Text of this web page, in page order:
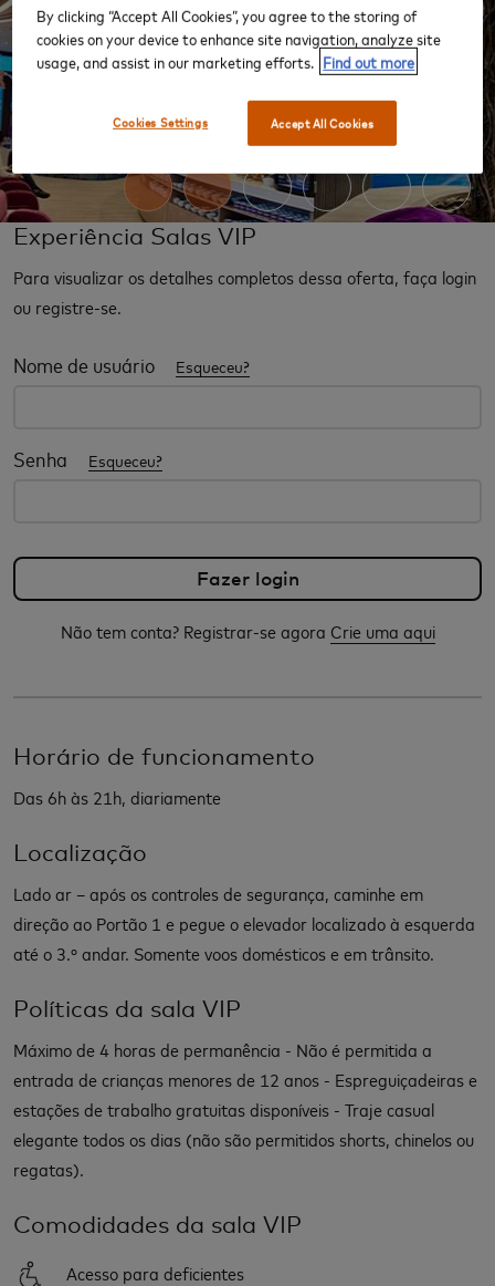
Experiência Salas VIP
Para visualizar os detalhes completos dessa oferta, faça login
ou registre-se.
Nome de usuário Esqueceu?
Senha Esqueceu?
Não tem conta? Registrar-se agora Crie uma aqui
Horário de funcionamento
Das 6h às 21h, diariamente
Localização
Lado ar – após os controles de segurança, caminhe em
direção ao Portão 1 e pegue o elevador localizado à esquerda
até o 3.º andar. Somente voos domésticos e em trânsito.
Políticas da sala VIP
Máximo de 4 horas de permanência - Não é permitida a
entrada de crianças menores de 12 anos - Espreguiçadeiras e
estações de trabalho gratuitas disponíveis - Traje casual
elegante todos os dias (não são permitidos shorts, chinelos ou
regatas).
Comodidades da sala VIP
Acesso para deficientes
By clicking “Accept All Cookies”, you agree to the storing of
cookies on your device to enhance site navigation, analyze site
usage, and assist in our marketing efforts. Find out more
Accept All Cookies
Cookies Settings